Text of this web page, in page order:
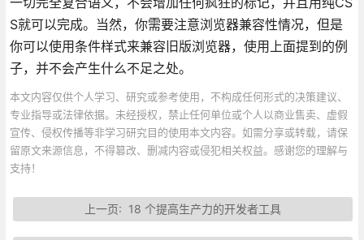
S就可以完成。当然，你需要注意浏览器兼容性情况，但是
你可以使用条件样式来兼容旧版浏览器，使用上面提到的例
子，并不会产生什么不足之处。
本文内容仅供个人学习、研究或参考使用，不构成任何形式的决策建议、
专业指导或法律依据。未经授权，禁止任何单位或个人以商业售卖、虚假
宣传、侵权传播等非学习研究目的使用本文内容。如需分享或转载，请保
留原文来源信息，不得篡改、删减内容或侵犯相关权益。感谢您的理解与
支持！
上一页: 18 个提高生产力的开发者工具